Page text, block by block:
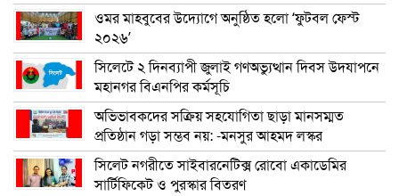
ওমর মাহবুবের উদ্যোগে অনুষ্ঠিত হলো ‘ফুটবল ফেস্ট
২০২৬’
সিলেটে ২ দিনব্যাপী জুলাই গণঅভ্যুত্থান দিবস উদযাপনে
মহানগর বিএনপির কর্মসূচি
অভিভাবকদের সক্রিয় সহযোগিতা ছাড়া মানসম্মত
প্রতিষ্ঠান গড়া সম্ভব নয়: -মনসুর আহমদ লস্কর
সিলেট নগরীতে সাইবারনেটিক্স রোবো একাডেমির
সার্টিফিকেট ও পুরস্কার বিতরণ